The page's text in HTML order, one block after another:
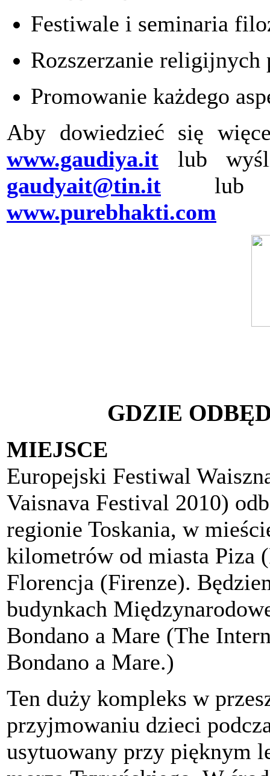
Festiwale i seminaria
Rozszerzanie
Promowanie każdego
Aby dowiedzieć się
www.gaudiya.it
lub
gaudyait@tin.it
lub
www.purebhakti.com
GDZIE
MIEJSCE
Europejski Festiwal
Vaisnava Festival 2010)
regionie Toskania, w
kilometrów od miasta Piza
Florencja (Firenze).
budynkach
Bondano a Mare (The
Bondano a Mare.)
Ten duży kompleks w
przyjmowaniu dzieci
usytuowany przy pięknym